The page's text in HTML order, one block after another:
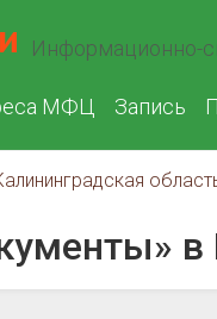
Информационно-
МФЦ Запись
в